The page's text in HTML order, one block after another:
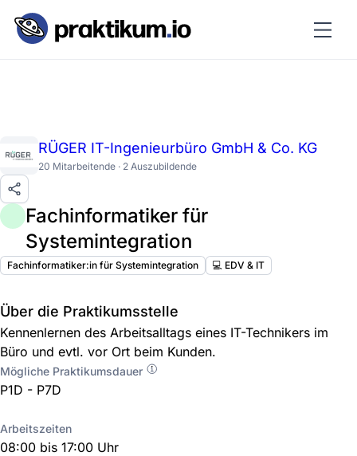
RÜGER IT-Ingenieurbüro GmbH & Co. KG
20 Mitarbeitende · 2 Auszubildende
Fachinformatiker für
Systemintegration
Fachinformatiker:in für Systemintegration 💻 EDV & IT
Über die Praktikumsstelle
Kennenlernen des Arbeitsalltags eines IT-Technikers im
Büro und evtl. vor Ort beim Kunden.
Mögliche Praktikumsdauer
P1D - P7D
Arbeitszeiten
08:00 bis 17:00 Uhr